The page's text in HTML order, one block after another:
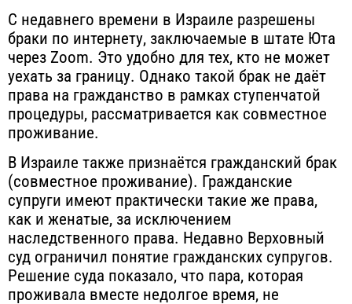
С недавнего времени в Израиле разрешены
браки по интернету, заключаемые в штате Юта
через Zoom. Это удобно для тех, кто не может
уехать за границу. Однако такой брак не даёт
права на гражданство в рамках ступенчатой
процедуры, рассматривается как совместное
проживание.
В Израиле также признаётся гражданский брак
(совместное проживание). Гражданские
супруги имеют практически такие же права,
как и женатые, за исключением
наследственного права. Недавно Верховный
суд ограничил понятие гражданских супругов.
Решение суда показало, что пара, которая
проживала вместе недолгое время, не